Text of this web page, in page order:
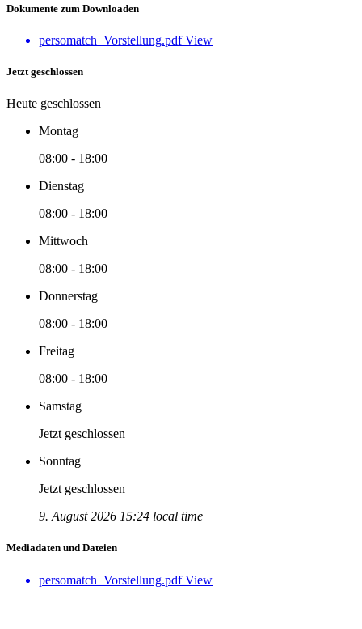
Dokumente zum Downloaden
persomatch_Vorstellung.pdf View
Jetzt geschlossen
Heute geschlossen
Montag
08:00 - 18:00
Dienstag
08:00 - 18:00
Mittwoch
08:00 - 18:00
Donnerstag
08:00 - 18:00
Freitag
08:00 - 18:00
Samstag
Jetzt geschlossen
Sonntag
Jetzt geschlossen
9. August 2026 15:24 local time
Mediadaten und Dateien
persomatch_Vorstellung.pdf View